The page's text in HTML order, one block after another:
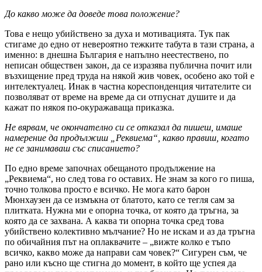
До какво може да доведе това положение?
Това е нещо убийствено за духа и мотивацията. Тук пак
стигаме до едно от невероятно тежките табута в тази страна, а
именно: в днешна България е напълно неестествено, по
неписан обществен закон, да се изразява публична почит или
възхищение пред труда на някой жив човек, особено ако той е
интелектуалец. Инак в частна кореспонденция читателите си
позволяват от време на време да си отпуснат душите и да
кажат по някоя по-окуражаваща приказка.
Не вярвам, че окончателно си се отказал да пишеш, имаше
намерение да продължиш „Реквиема“, какво правиш, когато
не се занимаваш със списанието?
По едно време започнах обещаното продължение на
„Реквиема“, но след това го оставих. Не знам за кого го пиша,
точно толкова просто е всичко. Не мога като барон
Мюнхаузен да се измъкна от блатото, като се тегля сам за
плитката. Нужна ми е опорна точка, от която да тръгна, за
която да се захвана. А каква ти опорна точка сред това
убийствено колективно мълчание? Но не искам и аз да тръгна
по обичайния път на оплаквачите – „вижте колко е тъпо
всичко, какво може да направи сам човек?“ Сигурен съм, че
рано или късно ще стигна до момент, в който ще успея да